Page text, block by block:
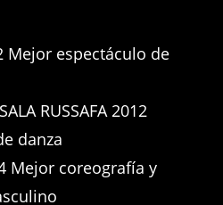
Mejor espectáculo de
RUSSAFA 2012
danza
Mejor coreografía y